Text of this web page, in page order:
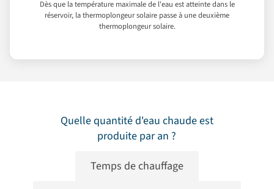
Dès que la température maximale de l'eau est atteinte dans le
réservoir, la thermoplongeur solaire passe à une deuxième
thermoplongeur solaire.
Quelle quantité d'eau chaude est
produite par an ?
Temps de chauffage